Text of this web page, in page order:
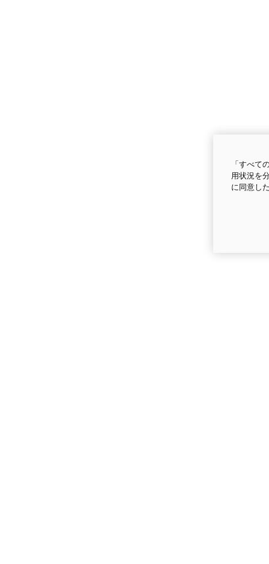
「すべて
用状況を
に同意し